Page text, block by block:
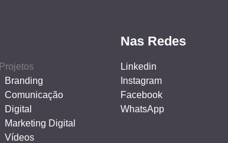
Projetos
Branding
Comunicação
Digital
Marketing Digital
Vídeos
Nas Redes
Linkedin
Instagram
Facebook
WhatsApp